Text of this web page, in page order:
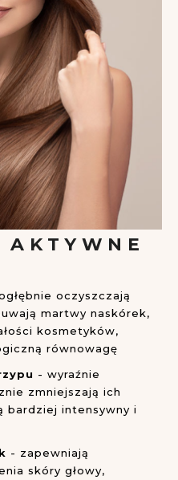
oczyszczają
martwy naskórek,
kosmetyków,
równowagę
- wyraźnie
zmniejszają ich
bardziej intensywny i
- zapewniają
skóry głowy,